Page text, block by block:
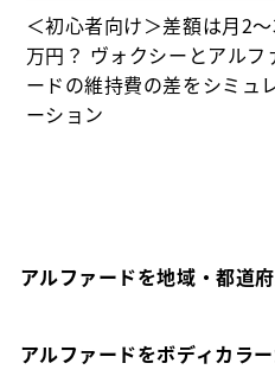
＜初心者向け＞差額は月2
万円？ ヴォクシーとアルフ
ードの維持費の差をシミュ
ーション
アルファードを地域・都道
アルファードをボディカラ